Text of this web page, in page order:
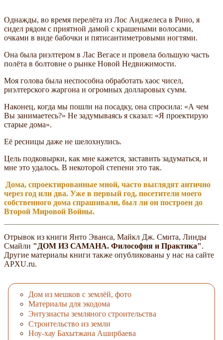
Однажды, во время перелёта из Лос Анджелеса в Рино, я
сидел рядом с приятной дамой с крашеными волосами,
очками в виде бабочки и пятисантиметровыми ногтями.
Она была риэлтером в Лас Вегасе и провела большую часть
полёта в болтовне о рынке Новой Недвижимости.
Моя голова была неспособна обработать хаос чисел,
риэлтерского жаргона и огромных долларовых сумм.
Наконец, когда мы пошли на посадку, она спросила: «А чем
Вы занимаетесь?» Не задумываясь я сказал: «Я проектирую
старые дома».
Её ресницы даже не шелохнулись.
Цель подковырки, как мне кажется, заставить задуматься, и
мне это удалось. В некоторой степени это так.
Дома, спроектированные мной, часто выглядят антично
через год или два. Уже в первый год, посетители моего
собственного дома спрашивали, был ли он построен до
Второй Мировой Войны.
Отрывок из книги Янто Эванса, Майкл Дж. Смита, Линды
Смайли "ДОМ ИЗ САМАНА. Философия и Практика".
Другие материалы книги также опубликованы у нас на сайте
APXU.ru.
Дом из мешков с землёй, фото
Материалы для экодома
Энтузиасты земляного строительства
Строительство из земли
Ноу-хау Бахытжана Аширбаева